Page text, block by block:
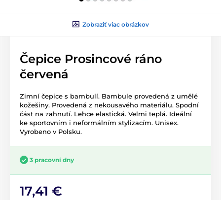
Zobraziť viac obrázkov
Čepice Prosincové ráno
červená
Zimní čepice s bambulí. Bambule provedená z umělé
kožešiny. Provedená z nekousavého materiálu. Spodní
část na zahnutí. Lehce elastická. Velmi teplá. Ideální
ke sportovním i neformálním stylizacím. Unisex.
Vyrobeno v Polsku.
3 pracovní dny
17,41 €